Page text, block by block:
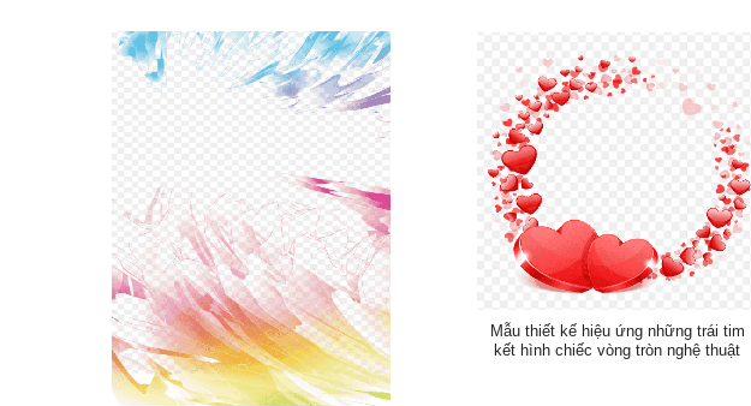
Mẫu thiết kế hiệu ứng những trái tim
kết hình chiếc vòng tròn nghệ thuật